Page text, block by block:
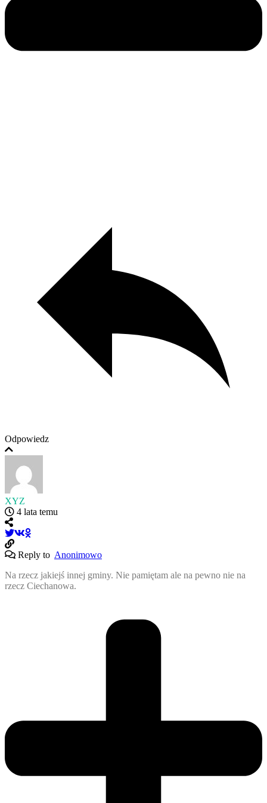
Odpowiedz
XYZ
4 lata temu
Reply to Anonimowo
Na rzecz jakiejś innej gminy. Nie pamiętam ale na pewno nie na
rzecz Ciechanowa.